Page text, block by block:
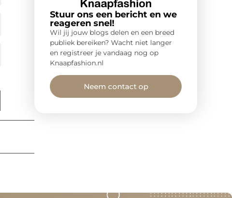
Stuur ons een bericht en we
reageren snel!
Wil jij jouw blogs delen en een breed
publiek bereiken? Wacht niet langer
en registreer je vandaag nog op
Knaapfashion.nl
Neem contact op